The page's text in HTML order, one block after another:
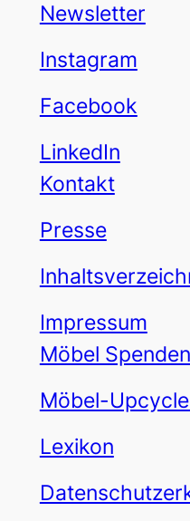
Newsletter
Instagram
Facebook
LinkedIn
Kontakt
Presse
Impressum
Möbel Spenden
Möbel-
Lexikon